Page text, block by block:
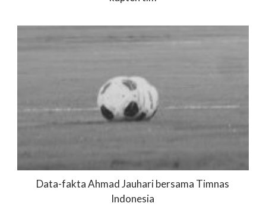
Data-fakta Ahmad Jauhari bersama Timnas
Indonesia